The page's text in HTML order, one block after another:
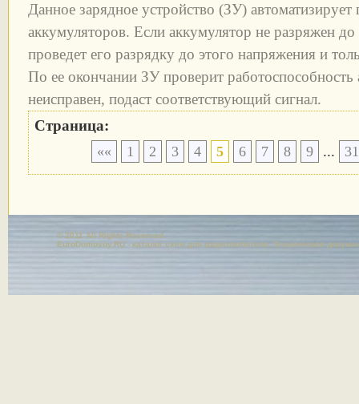
Данное зарядное устройство (ЗУ) автоматизирует
аккумуляторов. Если аккумулятор не разряжен
проведет его разрядку до этого напряжения и
По ее окончании ЗУ проверит работоспособность
неисправен, подаст соответствующий сигнал.
Страница:
«« 1 2 3 4 5 6 7 8 9 ... 31
© 2011 All Rights Reserved.
EuroDomovoy.RU - каталог схем для радиолюбителя. Техническая